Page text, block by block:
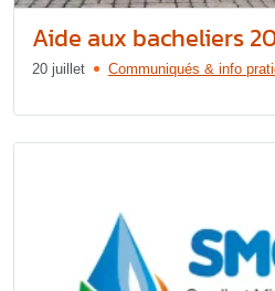
Aide aux bacheliers
20 juillet Communiqués & info